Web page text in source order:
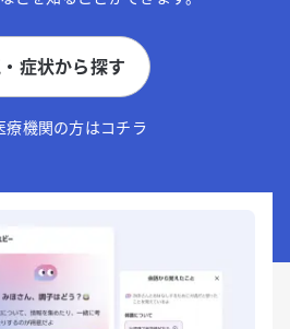
症状から探す
療機関の方はコチラ